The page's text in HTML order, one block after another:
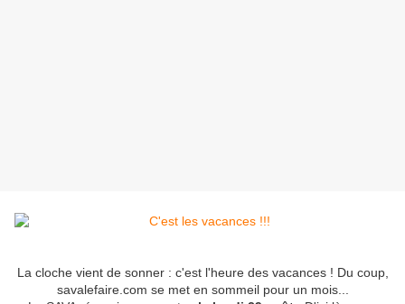
La cloche vient de sonner : c'est l'heure des vacances ! Du coup,
savalefaire.com se met en sommeil pour un mois...